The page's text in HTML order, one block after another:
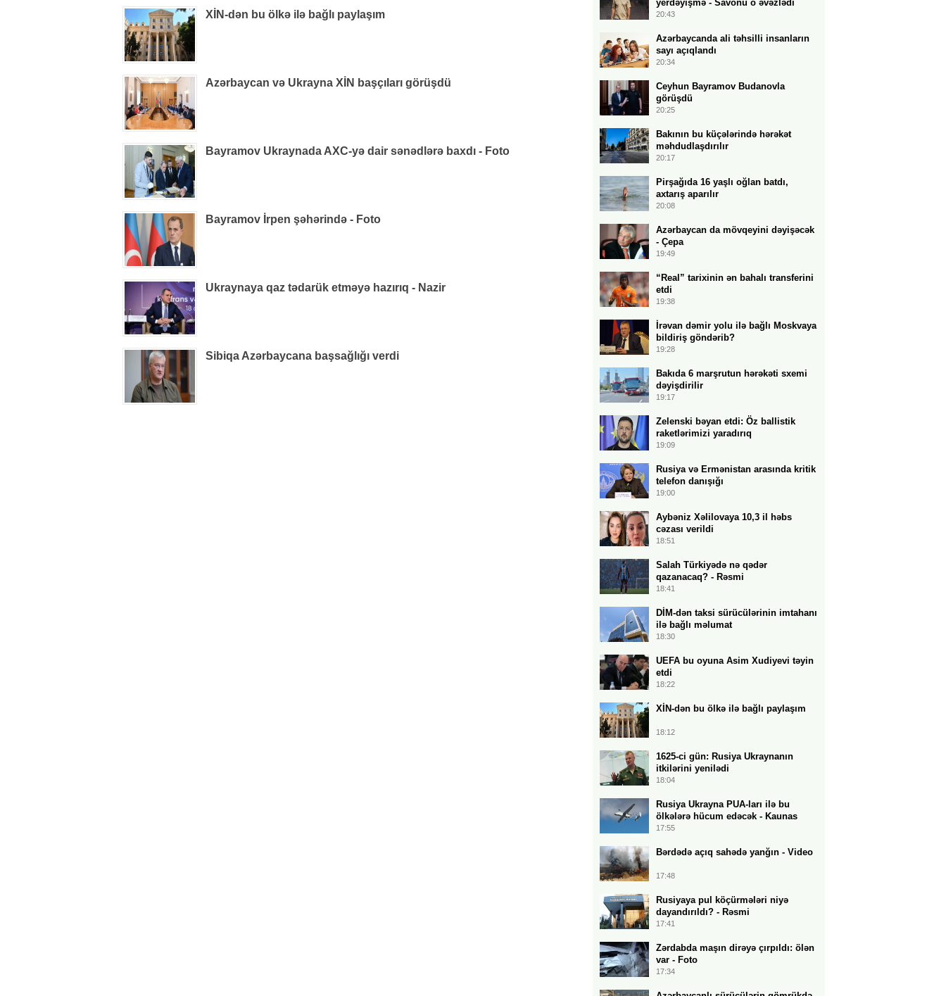
XİN-dən bu ölkə ilə bağlı paylaşım
Azərbaycan və Ukrayna XİN başçıları görüşdü
Bayramov Ukraynada AXC-yə dair sənədlərə baxdı - Foto
Bayramov İrpen şəhərində - Foto
Ukraynaya qaz tədarük etməyə hazırıq - Nazir
Sibiqa Azərbaycana başsağlığı verdi
yerdəyişmə - Savonu o əvəzlədi
20:43
Azərbaycanda ali təhsilli insanların
sayı açıqlandı
20:34
Ceyhun Bayramov Budanovla
görüşdü
20:25
Bakının bu küçələrində hərəkət
məhdudlaşdırılır
20:17
Pirşağıda 16 yaşlı oğlan batdı,
axtarış aparılır
20:08
Azərbaycan da mövqeyini dəyişəcək
- Çepa
19:49
“Real” tarixinin ən bahalı transferini
etdi
19:38
İrəvan dəmir yolu ilə bağlı Moskvaya
bildiriş göndərib?
19:28
Bakıda 6 marşrutun hərəkəti sxemi
dəyişdirilir
19:17
Zelenski bəyan etdi: Öz ballistik
raketlərimizi yaradırıq
19:09
Rusiya və Ermənistan arasında kritik
telefon danışığı
19:00
Aybəniz Xəlilovaya 10,3 il həbs
cəzası verildi
18:51
Salah Türkiyədə nə qədər
qazanacaq? - Rəsmi
18:41
DİM-dən taksi sürücülərinin imtahanı
ilə bağlı məlumat
18:30
UEFA bu oyuna Asim Xudiyevi təyin
etdi
18:22
XİN-dən bu ölkə ilə bağlı paylaşım
18:12
1625-ci gün: Rusiya Ukraynanın
itkilərini yenilədi
18:04
Rusiya Ukrayna PUA-ları ilə bu
ölkələrə hücum edəcək - Kaunas
17:55
Bərdədə açıq sahədə yanğın - Video
17:48
Rusiyaya pul köçürmələri niyə
dayandırıldı? - Rəsmi
17:41
Zərdabda maşın dirəyə çırpıldı: ölən
var - Foto
17:34